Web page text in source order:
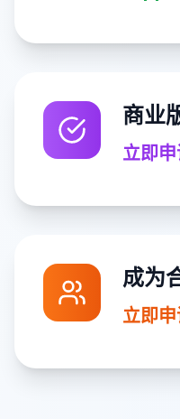
商业
立即
成为
立即